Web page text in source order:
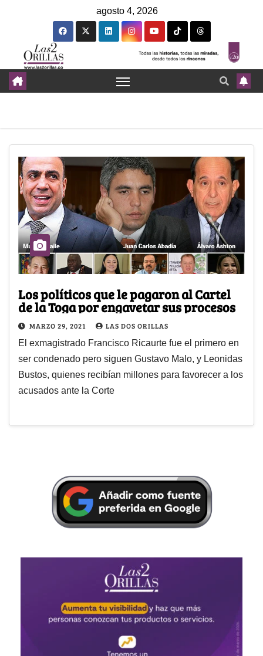
agosto 4, 2026
Los políticos que le pagaron al Cartel
de la Toga por engavetar sus procesos
MARZO 29, 2021 LAS DOS ORILLAS
El exmagistrado Francisco Ricaurte fue el primero en
ser condenado pero siguen Gustavo Malo, y Leonidas
Bustos, quienes recibían millones para favorecer a los
acusados ante la Corte